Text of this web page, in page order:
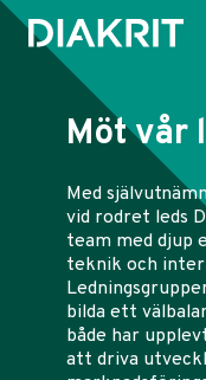
Möt vår
Med
vid rodret leds
team med djup
teknik och
bilda ett
både har
att driva